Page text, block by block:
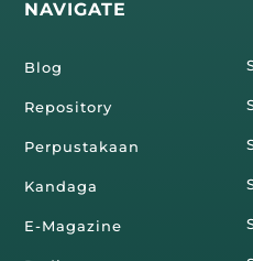
NAVIGATE
Blog
Repository
Perpustakaan
Kandaga
E-Magazine